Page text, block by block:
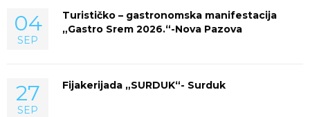
04
SEP
Turističko – gastronomska manifestacija
„Gastro Srem 2026.“-Nova Pazova
27
SEP
Fijakerijada „SURDUK“- Surduk